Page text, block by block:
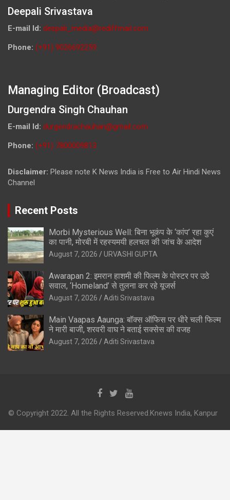
Deepali Srivastava
E-mail Id: deepali_media@rediffmail.com
Phone: (+91) 9026692259
Managing Editor (Broadcast)
Durgendra Singh Chauhan
E-mail Id: durgendrachauhan@gmail.com
Phone: (+91) 7800009813
Disclaimer: Please note K News India is Free to Air Hindi News
Channel
Recent Posts
Morbi Mysterious Well: बिना भूकंप के ‘कांप’ रहा कुएं
का पानी, मोरबी में रहस्यमयी हलचल की जांच के आदेश
August 7, 2026 URVASHI GUPTA
Awarapan 2: इमरान हाशमी की फिल्म के पोस्टर पर उठे
सवाल, ‘Homeland’ से तुलना कर रहे यूजर्स
August 7, 2026 Aditi Srivastava
Main Vaapas Aaunga: बॉक्स ऑफिस पर धीरे चली फिल्म
ने मारी बाजी, शरवरी वाघ ने बताई सक्सेस की वजह
August 7, 2026 Aditi Srivastava
© Copyright 2022. All the Rights Reserved.Knews India, Kanpur